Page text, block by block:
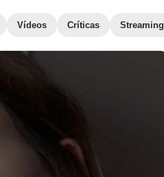
Vídeos Críticas Streaming